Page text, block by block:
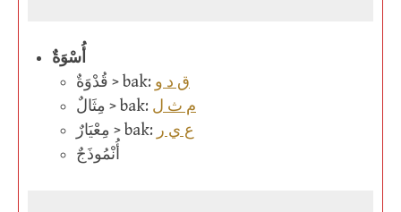
أُسْوَةٌ
قُدْوَةٌ > bak: ق د و
مِثَالٌ > bak: م ث ل
مِعْيَارٌ > bak: ع ي ر
أُنْمُوذَجٌ